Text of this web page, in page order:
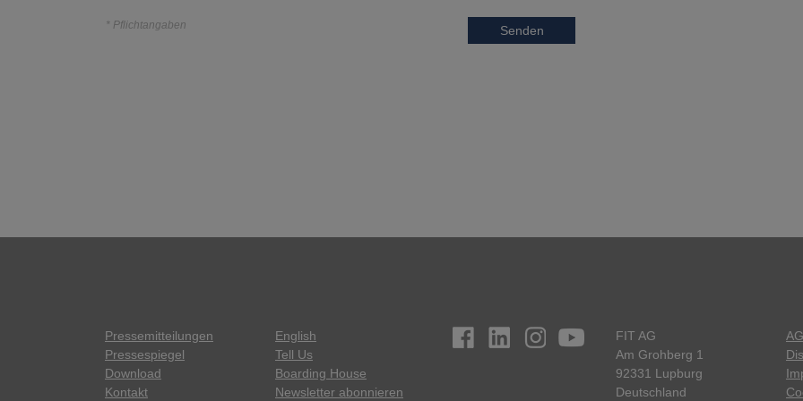
* Pflichtangaben Senden
Pressemitteilungen
Pressespiegel
Download
Kontakt
English
Tell Us
Boarding House
Newsletter abonnieren
FIT AG
Am Grohberg 1
92331 Lupburg
Deutschland